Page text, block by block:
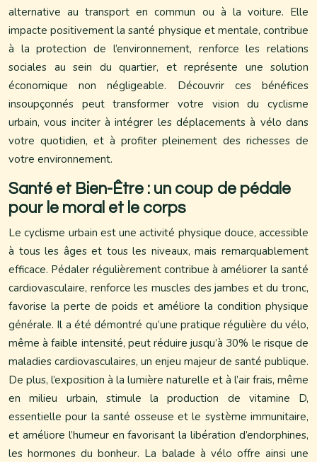
alternative au transport en commun ou à la voiture. Elle
impacte positivement la santé physique et mentale, contribue
à la protection de l’environnement, renforce les relations
sociales au sein du quartier, et représente une solution
économique non négligeable. Découvrir ces bénéfices
insoupçonnés peut transformer votre vision du cyclisme
urbain, vous inciter à intégrer les déplacements à vélo dans
votre quotidien, et à profiter pleinement des richesses de
votre environnement.
Santé et Bien-Être : un coup de pédale
pour le moral et le corps
Le cyclisme urbain est une activité physique douce, accessible
à tous les âges et tous les niveaux, mais remarquablement
efficace. Pédaler régulièrement contribue à améliorer la santé
cardiovasculaire, renforce les muscles des jambes et du tronc,
favorise la perte de poids et améliore la condition physique
générale. Il a été démontré qu’une pratique régulière du vélo,
même à faible intensité, peut réduire jusqu’à 30% le risque de
maladies cardiovasculaires, un enjeu majeur de santé publique.
De plus, l’exposition à la lumière naturelle et à l’air frais, même
en milieu urbain, stimule la production de vitamine D,
essentielle pour la santé osseuse et le système immunitaire,
et améliore l’humeur en favorisant la libération d’endorphines,
les hormones du bonheur. La balade à vélo offre ainsi une